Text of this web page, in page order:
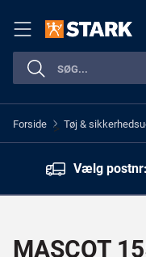
Forside > Tøj &
Vælg postnr:
MASCOT